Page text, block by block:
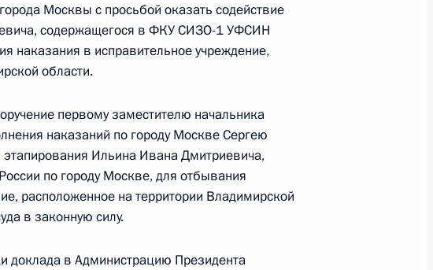
Федерации по приёму граждан в Москве 13
данного по итогам личного приёма
Московской области, проведённого
Федерации советником Президента
года
Москвы с просьбой оказать содействие
содержащегося в ФКУ СИЗО-1 УФСИН
наказания в исправительное учреждение,
области.
первому заместителю начальника
наказаний по городу Москве Сергею
Ильина Ивана Дмитриевича,
по городу Москве, для отбывания
расположенное на территории Владимирской
в законную силу.
доклада в Администрацию Президента